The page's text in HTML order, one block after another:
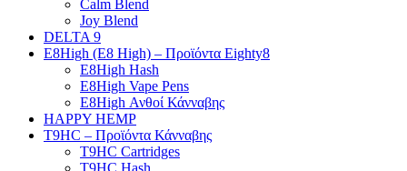
Calm Blend
Joy Blend
DELTA 9
E8High (E8 High) – Προϊόντα Eighty8
E8High Hash
E8High Vape Pens
E8High Ανθοί Κάνναβης
HAPPY HEMP
T9HC – Προϊόντα Κάνναβης
T9HC Cartridges